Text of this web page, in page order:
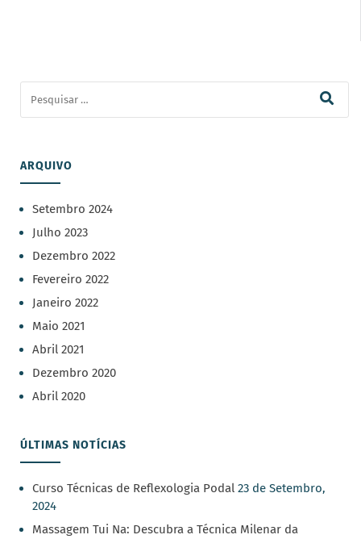
ARQUIVO
Setembro 2024
Julho 2023
Dezembro 2022
Fevereiro 2022
Janeiro 2022
Maio 2021
Abril 2021
Dezembro 2020
Abril 2020
ÚLTIMAS NOTÍCIAS
Curso Técnicas de Reflexologia Podal 23 de Setembro,
2024
Massagem Tui Na: Descubra a Técnica Milenar da